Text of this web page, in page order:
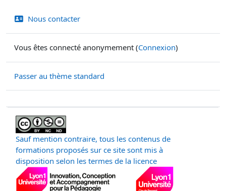
Nous contacter
Vous êtes connecté anonymement (Connexion)
Passer au thème standard
Sauf mention contraire, tous les contenus de
formations proposés sur ce site sont mis à
disposition selon les termes de la licence